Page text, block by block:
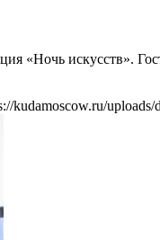
«Ночь искусств».
kudamoscow.ru/